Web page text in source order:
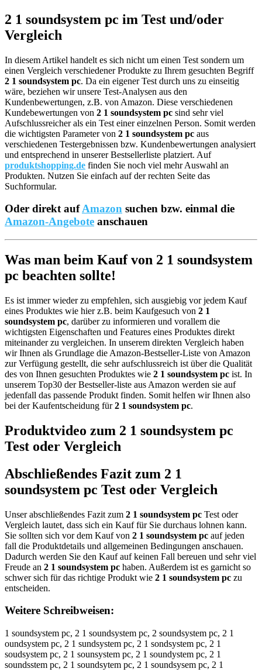
2 1 soundsystem pc im Test und/oder
Vergleich
In diesem Artikel handelt es sich nicht um einen Test sondern um
einen Vergleich verschiedener Produkte zu Ihrem gesuchten Begriff
2 1 soundsystem pc. Da ein eigener Test durch uns zu einseitig
wäre, beziehen wir unsere Test-Analysen aus den
Kundenbewertungen, z.B. von Amazon. Diese verschiedenen
Kundebewertungen von 2 1 soundsystem pc sind sehr viel
Aufschlussreicher als ein Test einer einzelnen Person. Somit werden
die wichtigsten Parameter von 2 1 soundsystem pc aus
verschiedenen Testergebnissen bzw. Kundenbewertungen analysiert
und entsprechend in unserer Bestsellerliste platziert. Auf
produktshopping.de finden Sie noch viel mehr Auswahl an
Produkten. Nutzen Sie einfach auf der rechten Seite das
Suchformular.
Oder direkt aufAmazon suchen bzw. einmal die
Amazon-Angebote anschauen
Was man beim Kauf von 2 1 soundsystem
pc beachten sollte!
Es ist immer wieder zu empfehlen, sich ausgiebig vor jedem Kauf
eines Produktes wie hier z.B. beim Kaufgesuch von 2 1
soundsystem pc, darüber zu informieren und vorallem die
wichtigsten Eigenschaften und Features eines Produktes direkt
miteinander zu vergleichen. In unserem direkten Vergleich haben
wir Ihnen als Grundlage die Amazon-Bestseller-Liste von Amazon
zur Verfügung gestellt, die sehr aufschlussreich ist über die Qualität
des von Ihnen gesuchten Produktes wie 2 1 soundsystem pc ist. In
unserem Top30 der Bestseller-liste aus Amazon werden sie auf
jedenfall das passende Produkt finden. Somit helfen wir Ihnen also
bei der Kaufentscheidung für2 1 soundsystem pc.
Produktvideo zum 2 1 soundsystem pc
Test oder Vergleich
Abschließendes Fazit zum 2 1
soundsystem pc Test oder Vergleich
Unser abschließendes Fazit zum 2 1 soundsystem pc Test oder
Vergleich lautet, dass sich ein Kauf für Sie durchaus lohnen kann.
Sie sollten sich vor dem Kauf von 2 1 soundsystem pc auf jeden
fall die Produktdetails und allgemeinen Bedingungen anschauen.
Dadurch werden Sie den Kauf auf keinen Fall bereuen und sehr viel
Freude an 2 1 soundsystem pc haben. Außerdem ist es garnicht so
schwer sich für das richtige Produkt wie 2 1 soundsystem pc zu
entscheiden.
Weitere Schreibweisen:
1 soundsystem pc, 2 1 soundsystem pc, 2 soundsystem pc, 2 1
oundsystem pc, 2 1 sundsystem pc, 2 1 sondsystem pc, 2 1
soudsystem pc, 2 1 sounsystem pc, 2 1 soundystem pc, 2 1
soundsstem pc, 2 1 soundsytem pc, 2 1 soundsysem pc, 2 1